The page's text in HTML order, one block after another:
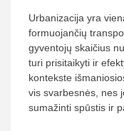
Urbanizacija yra
formuojančių
gyventojų skaičius
turi prisitaikyti ir
kontekste
vis svarbesnės, nes
sumažinti spūstis ir